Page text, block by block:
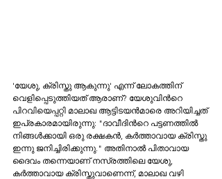
'യേശു, ക്രിസ്തു ആകുന്നു' എന്ന് ലോകത്തിന്
വെളിപ്പെടുത്തിയത് ആരാണ്? യേശുവിന്‍റെ
പിറവിയെപ്പറ്റി മാലാഖ ആട്ടിടയന്‍മാരെ അറിയിച്ചത്
ഇപ്രകാരമായിരുന്നു: "ദാവീദിന്‍റെ പട്ടണത്തില്‍
നിങ്ങള്‍ക്കായി ഒരു രക്ഷകന്‍, കര്‍ത്താവായ ക്രിസ്തു
ഇന്നു ജനിച്ചിരിക്കുന്നു." അതിനാൽ പിതാവായ
ദൈവം തന്നെയാണ് നസ്രത്തിലെ യേശു,
കർത്താവായ ക്രിസ്തുവാണെന്ന്, മാലാഖ വഴി